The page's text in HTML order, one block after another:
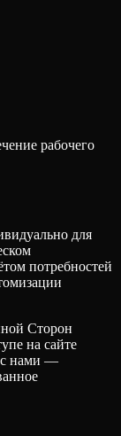
рабочего
для
потребностей
Сторон
на сайте
с нами —